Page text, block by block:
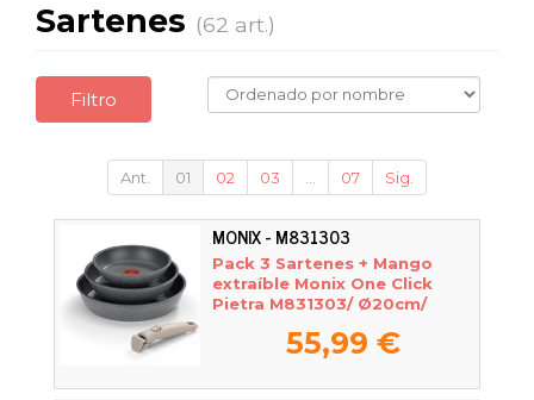
Sartenes (62 art.)
Filtro
Ant. 01 02 03 07 Sig.
MONIX - M831303
Pack 3 Sartenes + Mango
extraíble Monix One Click
Pietra M831303/ Ø20cm/
forjado/ Apta para Inducción
55,99 €